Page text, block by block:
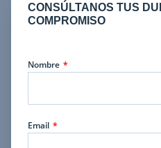
CONSÚLTANOS TUS
COMPROMISO
Nombre
Email